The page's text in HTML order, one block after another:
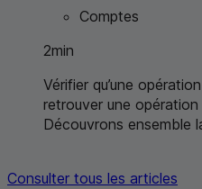
Comptes
2min
Vérifier qu’une
retrouver une opération
Découvrons ensemble
Consulter tous les articles